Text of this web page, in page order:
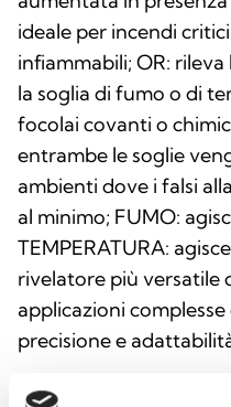
ideale per incendi
infiammabili; OR: rileva
la soglia di fumo o di
focolai covanti o
entrambe le soglie
ambienti dove i falsi
al minimo; FUMO:
TEMPERATURA:
rivelatore più versatile
applicazioni
precisione e